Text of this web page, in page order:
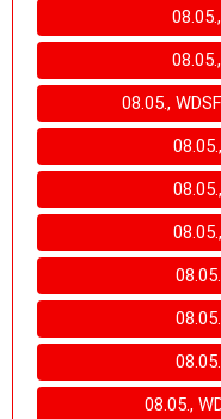
08.05.,
08.05.,